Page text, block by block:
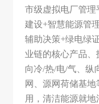
市级虚拟电厂管理
建设+智慧能源管
辅助决策+绿电绿
业链的核心产品
向冷/热/电/气、纵
网、源网荷储基地
用，清洁能源就